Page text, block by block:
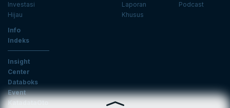
Investasi
Hijau
Laporan
Khusus
Podcast
Info
Indeks
Insight
Center
Databoks
Event
KatadataOto